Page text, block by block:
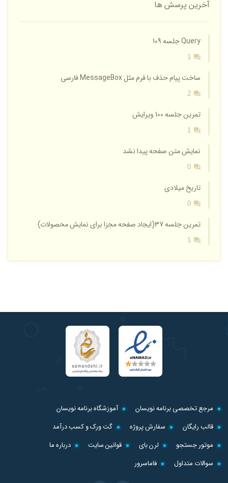
آخرین پرسش ها
Query جلسه 109
1
ساخت پیام حذف با فرم مثل MessageBox فارسی
2
تمرین جلسه 100 ویرایش
1
نمایش متن صفحه پیدا نشد
0
تاریخ میلادی
0
تمرین جلسه 37(ایجاد صفحه مجزا برای نمایش محصولات)
1
مرجع تخصصی برنامه نویسان
آموزشگاه برنامه نویسان
قالب رایگان
سفارش پروژه
گت ورک و کسب درآمد
موتور جستجو
لرن بای قوانین سایت
درباره ما
سوالات متداول
فاماسرور